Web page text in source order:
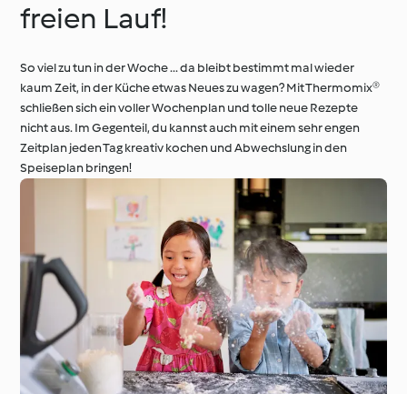
freien Lauf!
So viel zu tun in der Woche ... da bleibt bestimmt mal wieder
kaum Zeit, in der Küche etwas Neues zu wagen? Mit Thermomix®
schließen sich ein voller Wochenplan und tolle neue Rezepte
nicht aus. Im Gegenteil, du kannst auch mit einem sehr engen
Zeitplan jeden Tag kreativ kochen und Abwechslung in den
Speiseplan bringen!